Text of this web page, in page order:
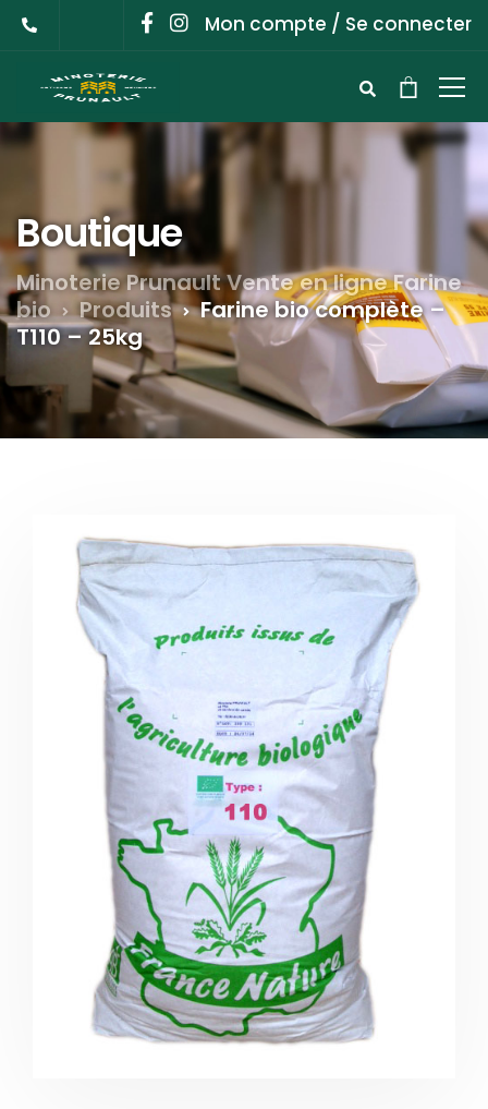
Mon compte / Se connecter
Boutique
Minoterie Prunault Vente en ligne Farine
bio
Produits
Farine bio complète –
T110 – 25kg